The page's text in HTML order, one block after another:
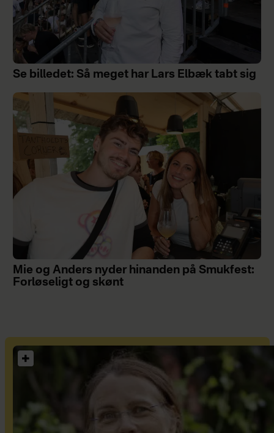
Se billedet: Så meget har Lars Elbæk tabt sig
Mie og Anders nyder hinanden på Smukfest:
Forløseligt og skønt